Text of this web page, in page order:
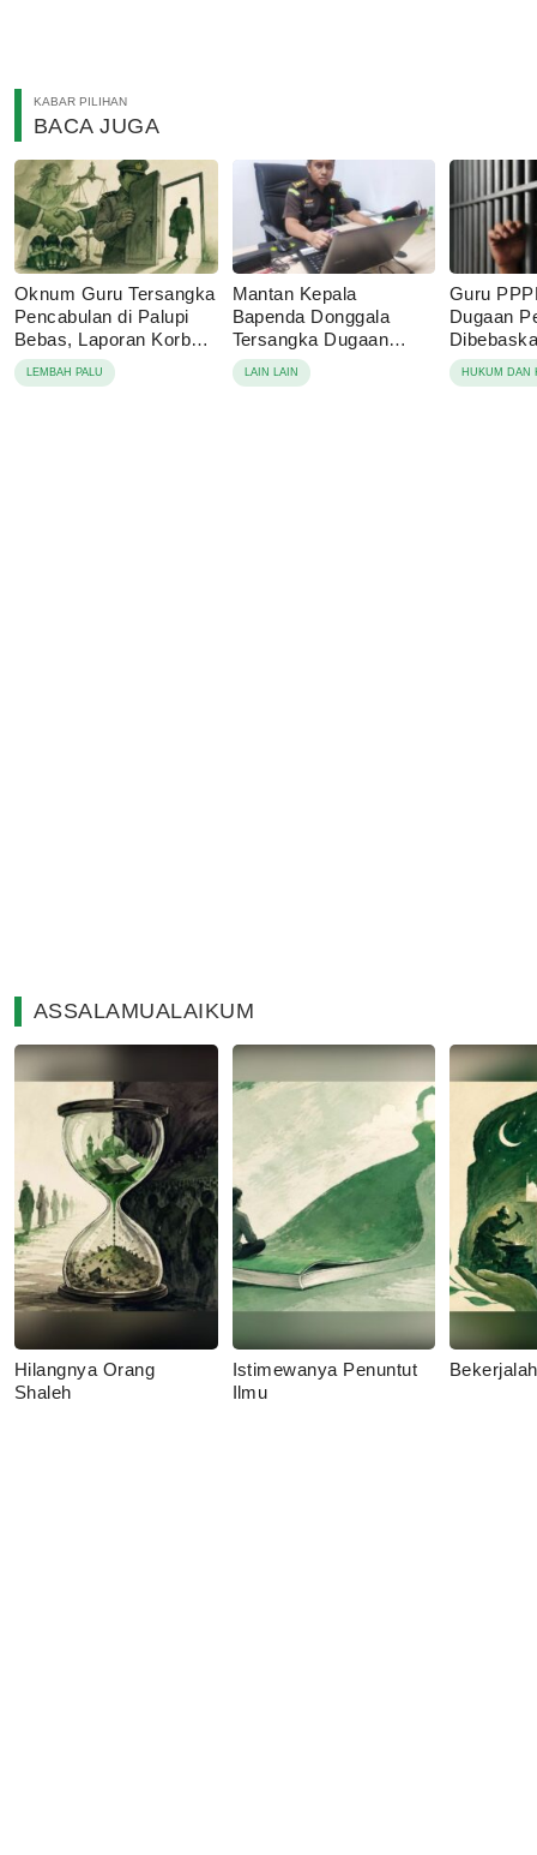
KABAR PILIHAN
BACA JUGA
Oknum Guru Tersangka
Pencabulan di Palupi
Bebas, Laporan Korban
Berujung Damai
LEMBAH PALU
Mantan Kepala
Bapenda Donggala
Tersangka Dugaan
Korupsi Pajak Tambang
LAIN LAIN
Guru
Dugaan
Sebut
Keluarga
HUKUM DAN
ASSALAMUALAIKUM
Hilangnya Orang
Shaleh
Istimewanya Penuntut
Ilmu
Bekerjalah